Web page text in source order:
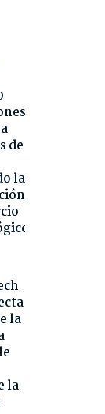
de
la
la
la